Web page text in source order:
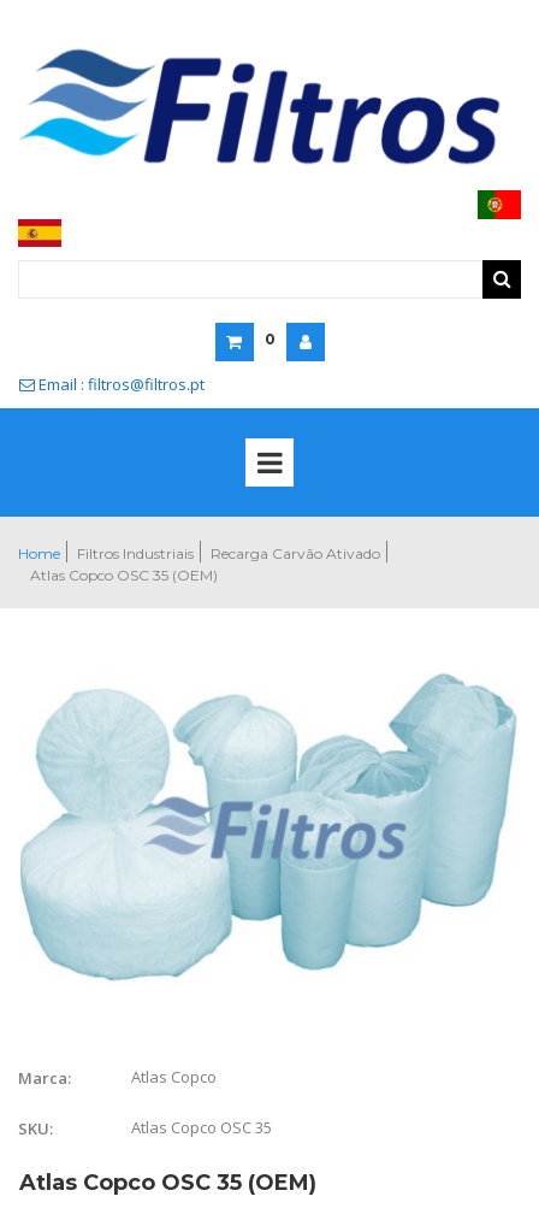
0
 Email : filtros@filtros.pt
Home Filtros Industriais
Recarga Carvão Ativado
Atlas Copco OSC 35 (OEM)
Marca: Atlas Copco
SKU: Atlas Copco OSC 35
Atlas Copco OSC 35 (OEM)